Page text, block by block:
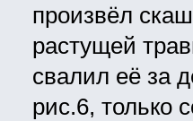
произвёл
растущей
свалил её за
рис.6, только